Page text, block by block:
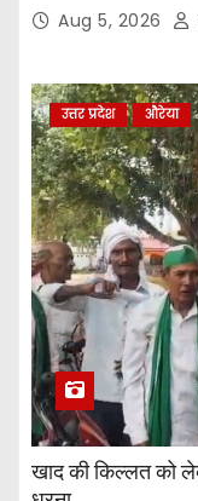
Aug 5, 2026
उत्तर प्रदेश औरेया
खाद की किल्लत को